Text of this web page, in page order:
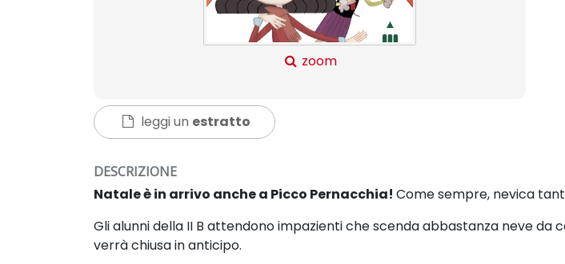
zoom
leggi un estratto
DESCRIZIONE
Natale è in arrivo anche a Picco Pernacchia! Come sempre, nevica
Gli alunni della II B attendono impazienti che scenda abbastanza neve da
verrà chiusa in anticipo.